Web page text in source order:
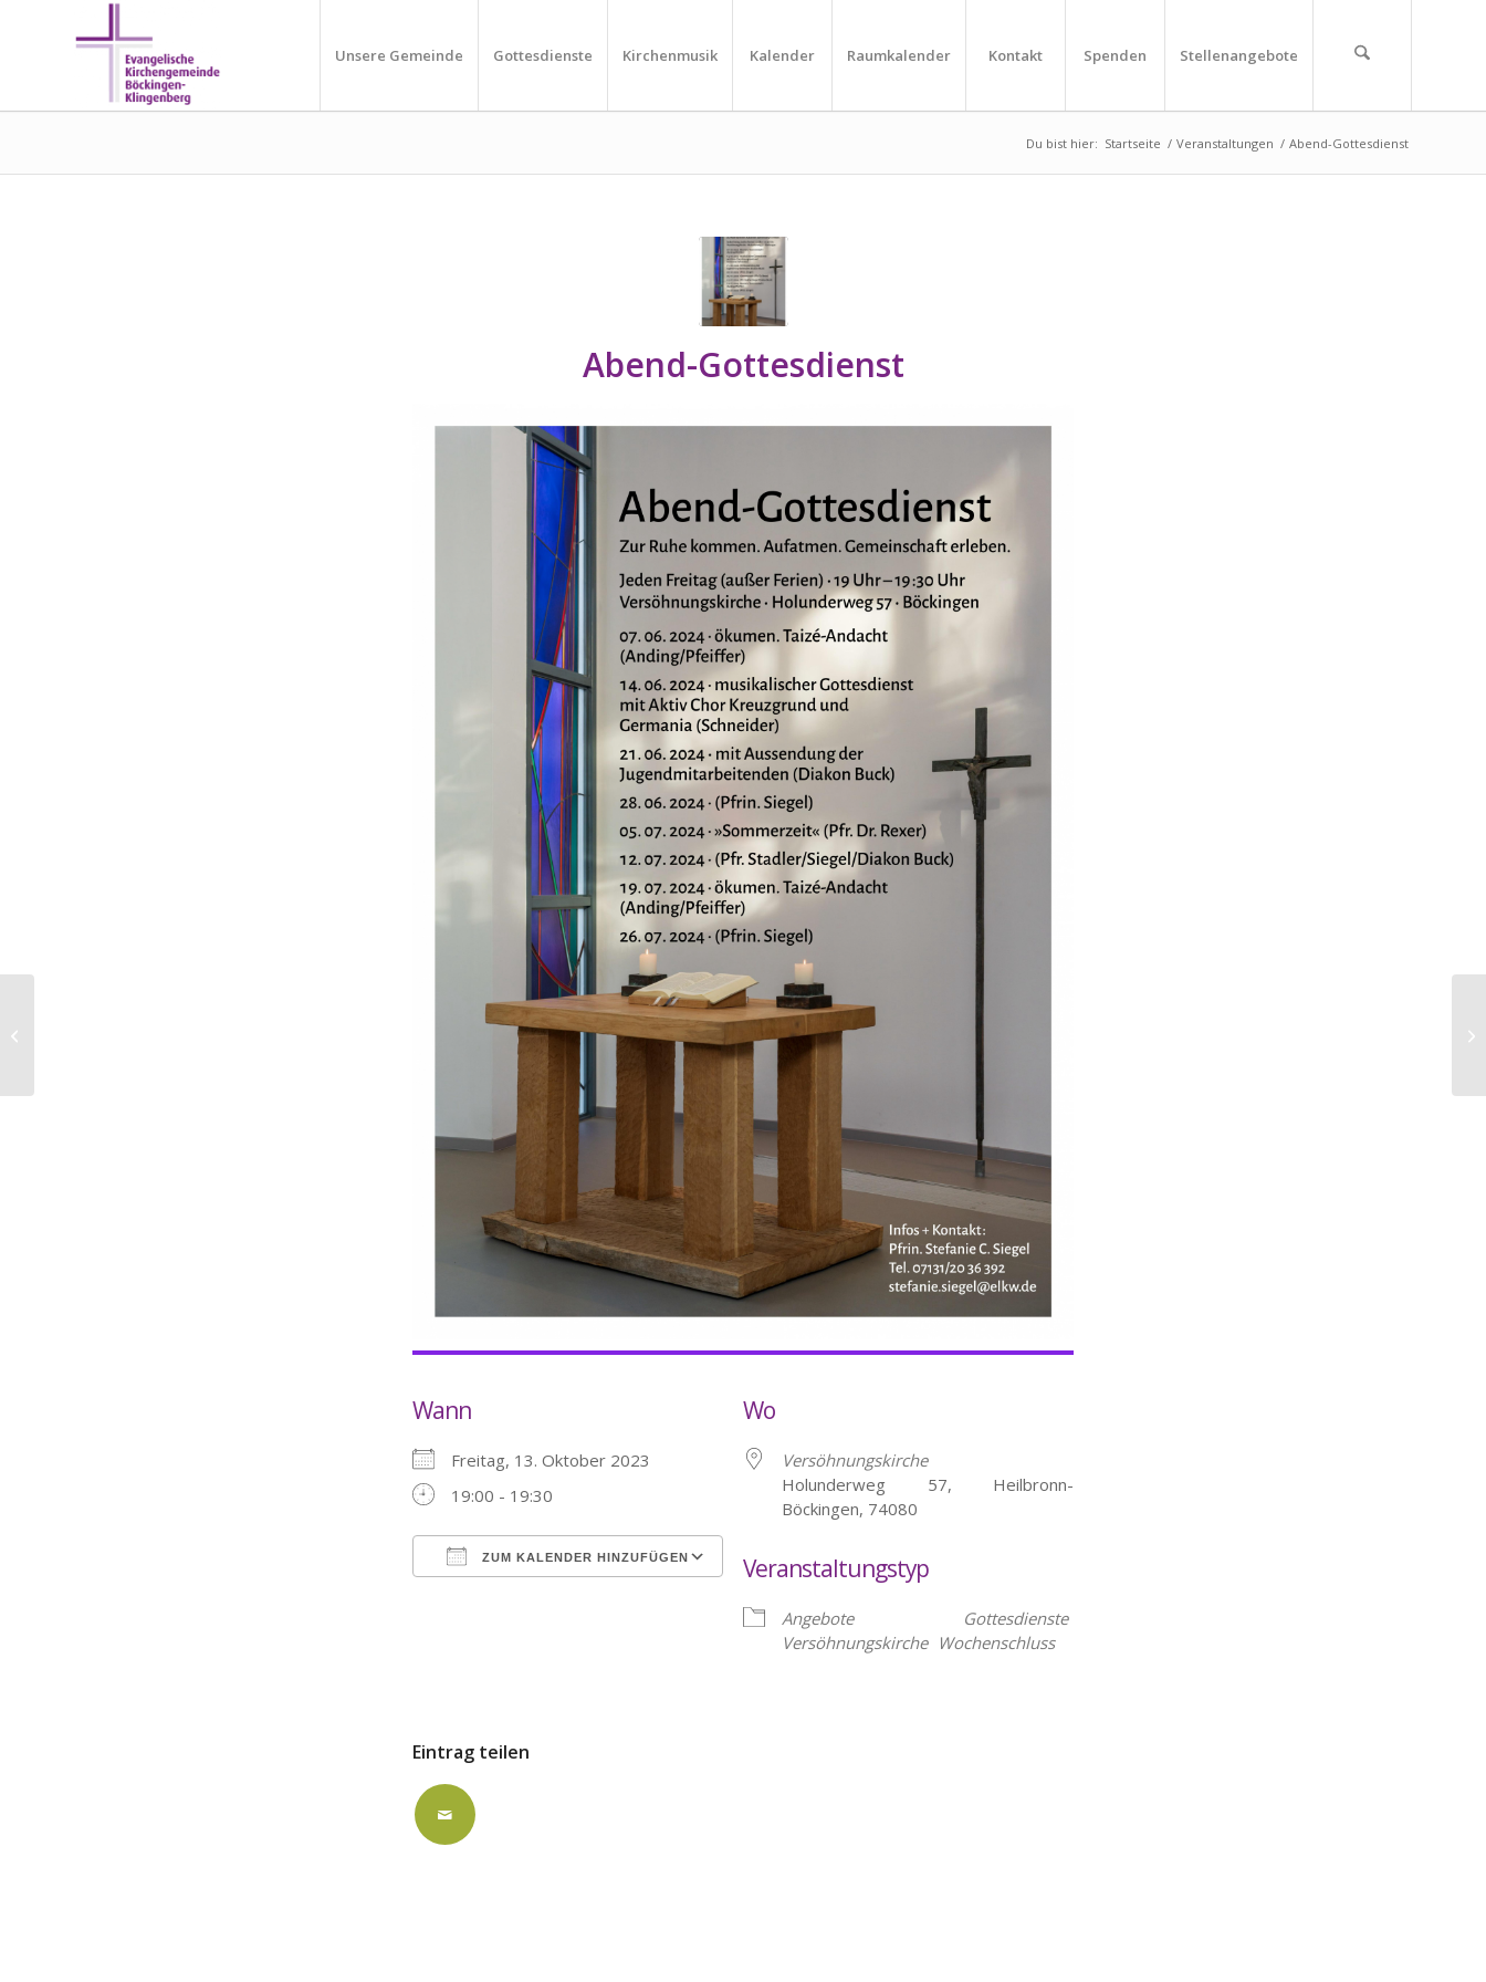
Unsere Gemeinde Gottesdienste Kirchenmusik Kalender Raumkalender Kontakt Spenden Stellenangebote
Du bist hier: Startseite / Veranstaltungen / Abend-Gottesdienst
Abend-Gottesdienst
Wann
Freitag, 13. Oktober 2023
19:00 - 19:30
ZUM KALENDER HINZUFÜGEN
Wo
Versöhnungskirche
Holunderweg 57, Heilbronn-
Böckingen, 74080
Veranstaltungstyp
Angebote
Gottesdienste
Versöhnungskirche Wochenschluss
Eintrag teilen